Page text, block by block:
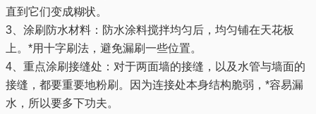
直到它们变成糊状。
3、涂刷防水材料：防水涂料搅拌均匀后，均匀铺在天花板
上。*用十字刷法，避免漏刷一些位置。
4、重点涂刷接缝处：对于两面墙的接缝，以及水管与墙面的
接缝，都要重要地粉刷。因为连接处本身结构脆弱，*容易漏
水，所以要多下功夫。